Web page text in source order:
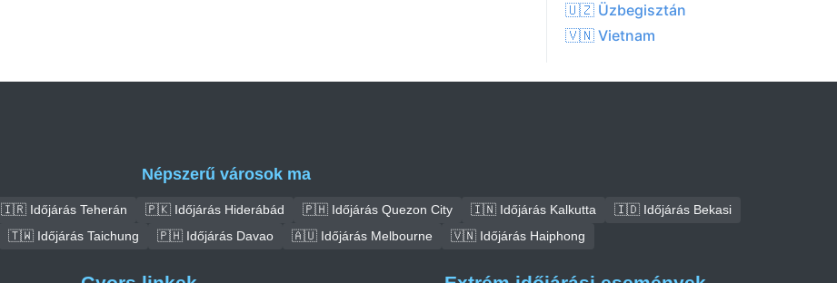
🇺🇿 Üzbegisztán
🇻🇳 Vietnam
Népszerű városok ma
🇮🇷 Időjárás Teherán 🇵🇰 Időjárás Hiderábád 🇵🇭 Időjárás Quezon City 🇮🇳 Időjárás Kalkutta
🇮🇩 Időjárás Bekasi
🇹🇼 Időjárás Taichung 🇵🇭 Időjárás Davao 🇦🇺 Időjárás Melbourne 🇻🇳 Időjárás Haiphong